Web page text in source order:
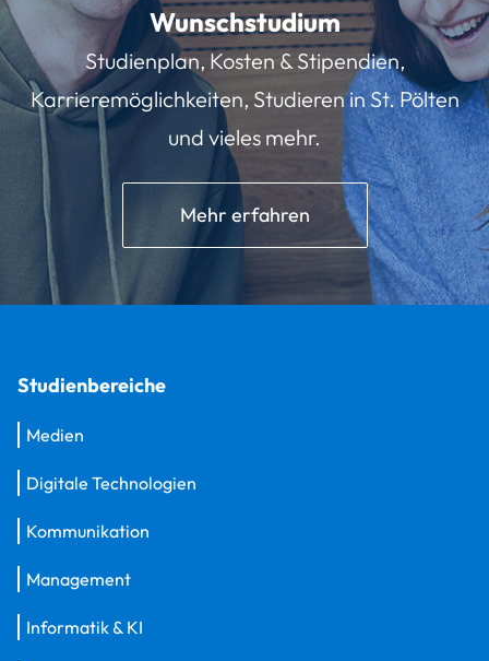
Wunschstudium
Studienplan, Kosten & Stipendien,
Karrieremöglichkeiten, Studieren in St. Pölten
und vieles mehr.
Mehr erfahren
Studienbereiche
Medien
Digitale Technologien
Kommunikation
Management
Informatik & KI